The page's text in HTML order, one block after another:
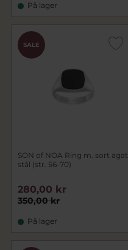
På lager
SALE
SON of NOA Ring m. sort agat
stål (str. 56-70)
350,00 kr
280,00 kr
På lager